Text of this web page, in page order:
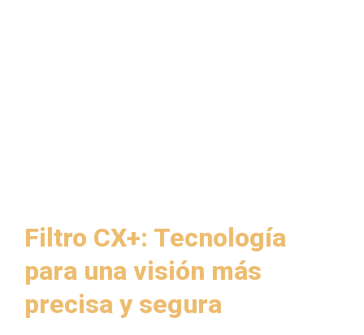
Filtro CX+: Tecnología
para una visión más
precisa y segura